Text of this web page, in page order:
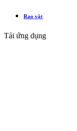
Rao vặt
Tải ứng dụng